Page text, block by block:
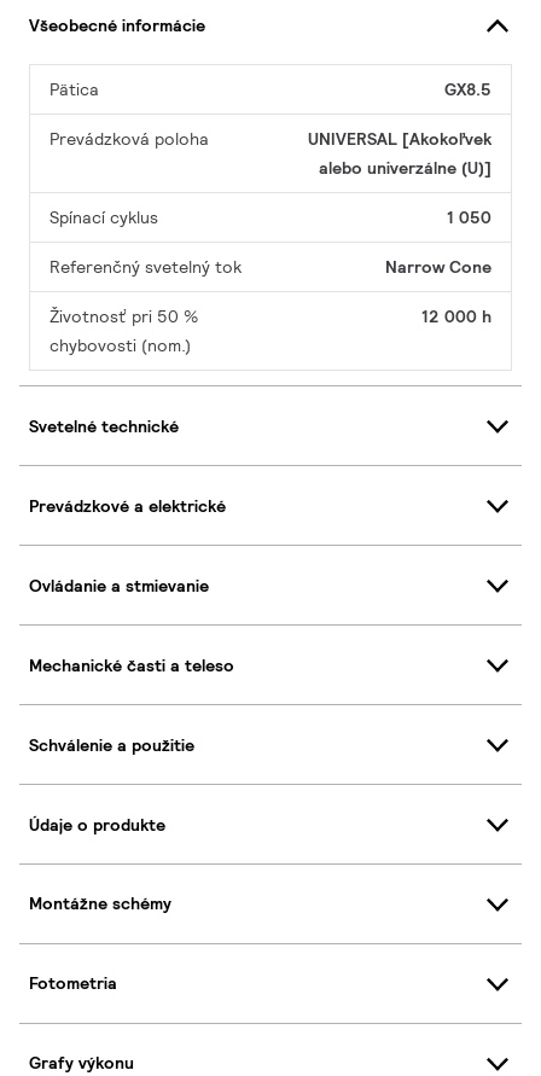
Všeobecné informácie
Pätica GX8.5
Prevádzková poloha
UNIVERSAL [Akokoľvek
alebo univerzálne (U)]
Spínací cyklus 1 050
Referenčný svetelný tok Narrow Cone
Životnosť pri 50 %
chybovosti (nom.)
12 000 h
Svetelné technické
Prevádzkové a elektrické
Ovládanie a stmievanie
Mechanické časti a teleso
Schválenie a použitie
Údaje o produkte
Montážne schémy
Fotometria
Grafy výkonu